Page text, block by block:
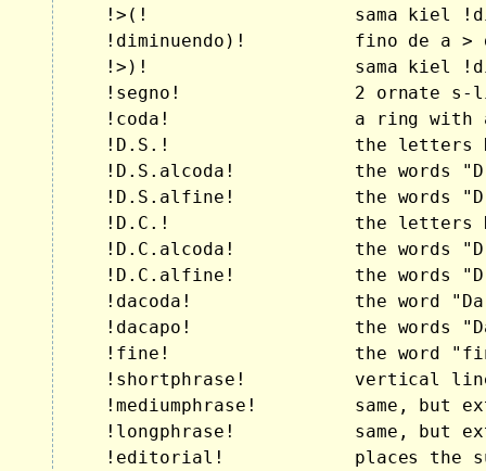
!>(!                   sama kiel
!diminuendo)!          fino de a
!>)!                   sama kiel
!segno!                2 ornate
!coda!                 a ring with
!D.S.!                 the letters
!D.S.alcoda!           the words
!D.S.alfine!           the words
!D.C.!                 the letters
!D.C.alcoda!           the words
!D.C.alfine!           the words
!dacoda!               the word
!dacapo!               the words
!fine!                 the word
!shortphrase!          vertical
!mediumphrase!         same, but
!longphrase!           same, but
!editorial!            places the